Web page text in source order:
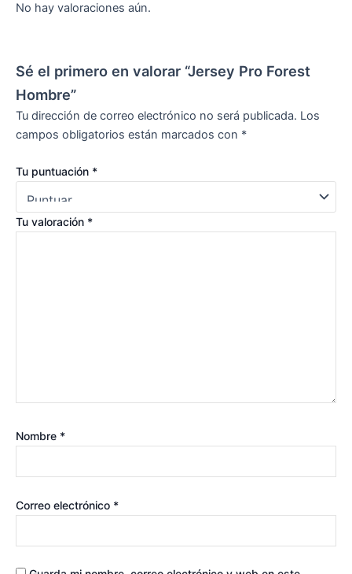
No hay valoraciones aún.
Sé el primero en valorar “Jersey Pro Forest
Hombre”
Tu dirección de correo electrónico no será publicada. Los
campos obligatorios están marcados con *
Tu puntuación *
Tu valoración *
Nombre *
Correo electrónico *